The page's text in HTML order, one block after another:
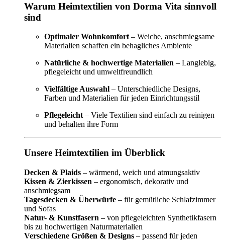
Warum Heimtextilien von Dorma Vita sinnvoll
sind
Optimaler Wohnkomfort – Weiche, anschmiegsame
Materialien schaffen ein behagliches Ambiente
Natürliche & hochwertige Materialien – Langlebig,
pflegeleicht und umweltfreundlich
Vielfältige Auswahl – Unterschiedliche Designs,
Farben und Materialien für jeden Einrichtungsstil
Pflegeleicht – Viele Textilien sind einfach zu reinigen
und behalten ihre Form
Unsere Heimtextilien im Überblick
Decken & Plaids – wärmend, weich und atmungsaktiv
Kissen & Zierkissen – ergonomisch, dekorativ und
anschmiegsam
Tagesdecken & Überwürfe – für gemütliche Schlafzimmer
und Sofas
Natur- & Kunstfasern – von pflegeleichten Synthetikfasern
bis zu hochwertigen Naturmaterialien
Verschiedene Größen & Designs – passend für jeden